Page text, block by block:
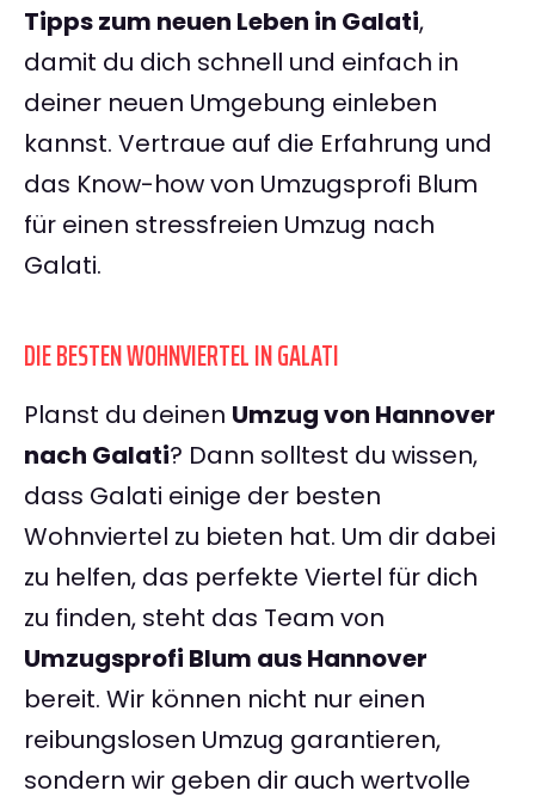
Tipps zum neuen Leben in Galati,
damit du dich schnell und einfach in
deiner neuen Umgebung einleben
kannst. Vertraue auf die Erfahrung und
das Know-how von Umzugsprofi Blum
für einen stressfreien Umzug nach
Galati.
DIE BESTEN WOHNVIERTEL IN GALATI
Planst du deinen Umzug von Hannover
nach Galati? Dann solltest du wissen,
dass Galati einige der besten
Wohnviertel zu bieten hat. Um dir dabei
zu helfen, das perfekte Viertel für dich
zu finden, steht das Team von
Umzugsprofi Blum aus Hannover
bereit. Wir können nicht nur einen
reibungslosen Umzug garantieren,
sondern wir geben dir auch wertvolle